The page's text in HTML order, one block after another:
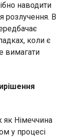
наводити
розлучення. В
коли є
вимагати
як Німеччина
у процесі